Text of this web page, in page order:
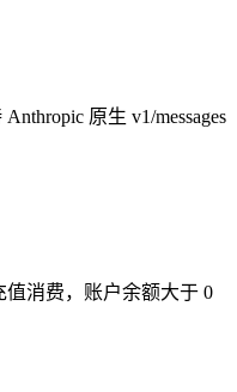
原生 v1/messages
消费，账户余额大于 0